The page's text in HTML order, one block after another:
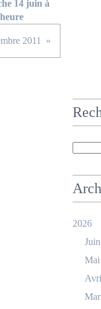
14 juin à
2011
2026
Juin
Mai